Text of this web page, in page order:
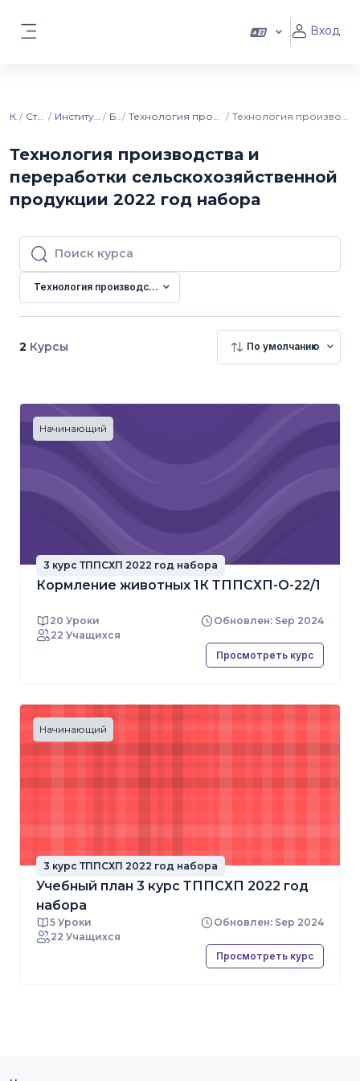
Вход
Курсы Ставропольский ГАУ Институт ветеринарии и биотехнологий Бакалавриат Технология производства и переработки сельскохозяйственной продукции Технология производства и переработки сельскохозяйственной продукции 2022 год набора
Технология производства и
переработки сельскохозяйственной
продукции 2022 год набора
Поиск курса
Поиск курса
Технология производства и переработки
2 Курсы По умолчанию
Начинающий
3 курс ТППСХП 2022 год набора
Кормление животных 1К ТППСХП-О-22/1
20 Уроки
Обновлен: Sep 2024
22 Учащихся
Просмотреть курс
Начинающий
3 курс ТППСХП 2022 год набора
Учебный план 3 курс ТППСХП 2022 год
набора
5 Уроки
Обновлен: Sep 2024
22 Учащихся
Просмотреть курс